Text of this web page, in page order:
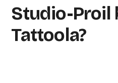
Studio-Proil
Tattoola?